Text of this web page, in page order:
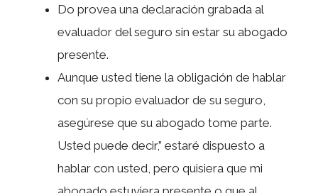
Do provea una declaración grabada al
evaluador del seguro sin estar su abogado
presente.
Aunque usted tiene la obligación de hablar
con su propio evaluador de su seguro,
asegúrese que su abogado tome parte.
Usted puede decir,” estaré dispuesto a
hablar con usted, pero quisiera que mi